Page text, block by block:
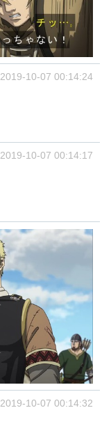
2019-10-07 00:14:24
2019-10-07 00:14:17
2019-10-07 00:14:32